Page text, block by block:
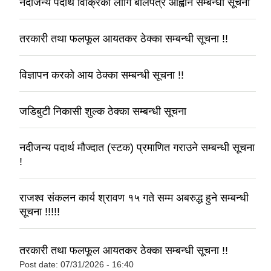
तरकारी तथा फलफूल आयतकर ठेक्का सम्बन्धी सूचना !!
विज्ञापन करको आय ठेक्का सम्बन्धी सूचना !!
जडिबुटी निकासी शुल्क ठेक्का सम्बन्धी सूचना
नदीजन्य पदार्थ मौज्दात (स्टक) प्रमाणित गराउने सम्बन्धी सूचना
!
राजश्व संकलन कार्य श्रावण १५ गते सम्म अबरुद्ध हुने सम्बन्धी
सूचना !!!!!
तरकारी तथा फलफूल आयतकर ठेक्का सम्बन्धी सूचना !!
Post date: 07/31/2026 - 16:40